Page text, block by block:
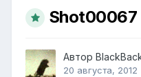
Shot00067
Автор
20 августа, 2012